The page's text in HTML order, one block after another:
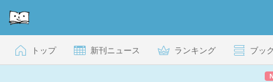
トップ 新刊ニュース ランキング ブッ